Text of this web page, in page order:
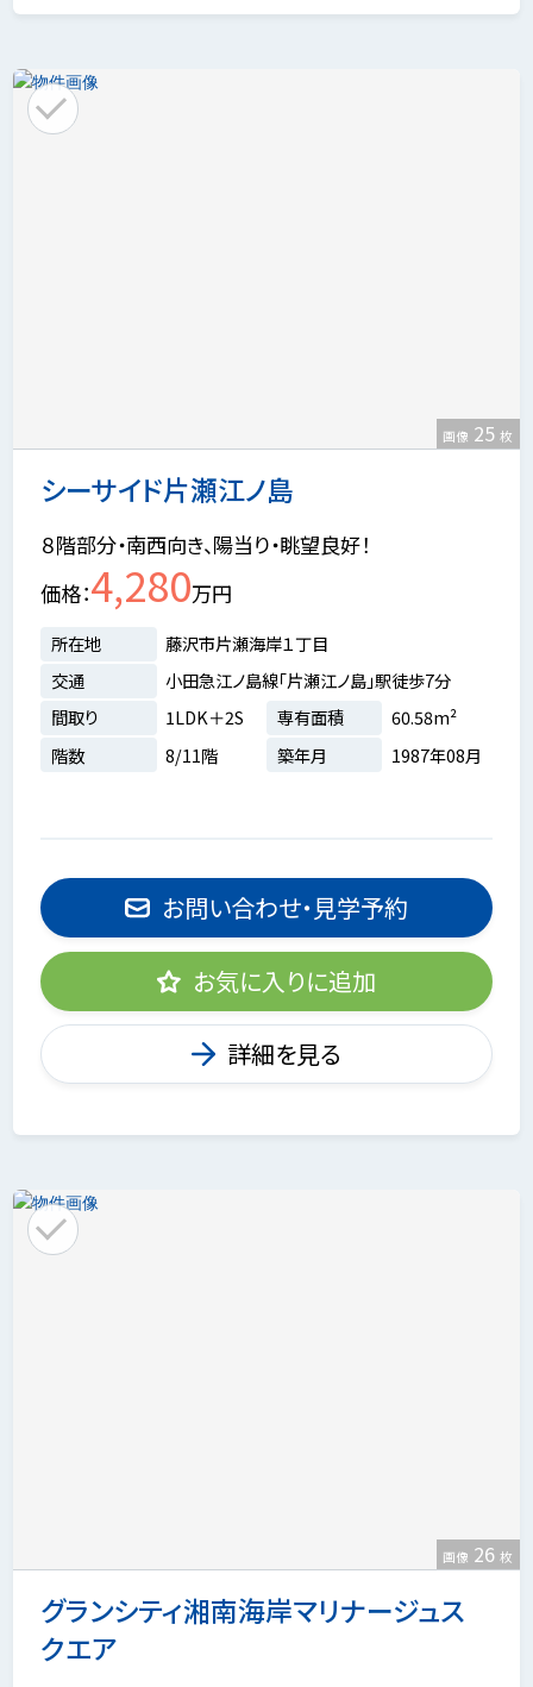
シーサイド片瀬江ノ島
画像 25 枚
８階部分・南西向き、陽当り・眺望良好！
価格 4,280万円
所在地
藤沢市片瀬海岸１丁目
交通
小田急江ノ島線「片瀬江ノ島」駅徒歩7分
間取り
1LDK＋2S 専有面積
60.58m²
階数
8/11階 築年月 1987年08月
お問い合わせ・見学予約
お気に入りに追加
詳細を見る
グランシティ湘南海岸マリナージュス
クエア
画像 26 枚